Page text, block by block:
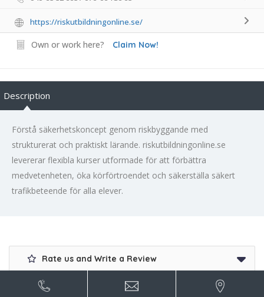
https://riskutbildningonline.se/
Own or work here? Claim Now!
Description
Förstå säkerhetskoncept genom riskbyggande med
strukturerat och praktiskt lärande. riskutbildningonline.se
levererar flexibla kurser utformade för att förbättra
medvetenheten, öka körförtroendet och säkerställa säkert
trafikbeteende för alla elever.
Rate us and Write a Review